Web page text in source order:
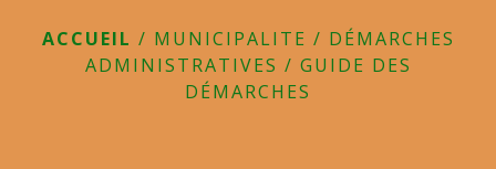
ACCUEIL / MUNICIPALITE / DÉMARCHES
ADMINISTRATIVES / GUIDE DES
DÉMARCHES